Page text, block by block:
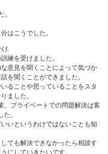
。
はこうでした。
け
練を受けました。
意見を聞くことによって気づか
を聞くことができました。
ることや思っていることをスタ
ました。
、プライベートでの問題解決は客
。
いというわけではないことも知
ても解決できなかったら相談す
にしていきたいです。